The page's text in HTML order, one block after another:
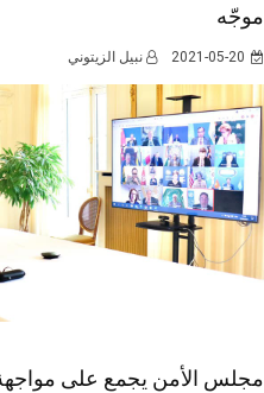
موجّه
2021-05-20 نبيل الزيتوني
مجلس الأمن يجمع على مواجهة